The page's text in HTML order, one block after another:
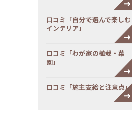
口コミ「自分で選んで楽しむ
インテリア」
口コミ「わが家の植栽・菜
園」
口コミ「施主支給と注意点」